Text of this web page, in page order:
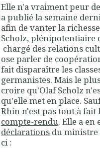
Elle n'a vraiment peur
a publié la semaine
afin de vanter la
Scholz, plénipotentiaire
chargé des relations
ose parler de
fait disparaître les
germanistes. Mais le
croire qu'Olaf Scholz
qu'elle met en place.
Rhin n'est pas tout à fait
compte-rendu. Elle a en
déclarations du ministre
ci :